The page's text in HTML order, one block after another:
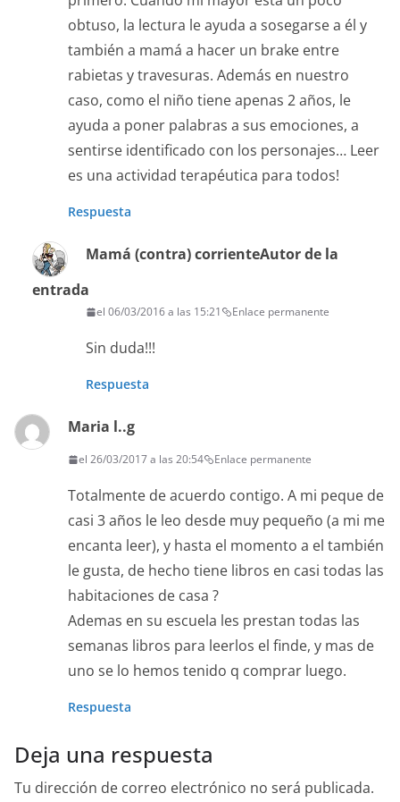
obtuso, la lectura le ayuda a sosegarse a él y
también a mamá a hacer un brake entre
rabietas y travesuras. Además en nuestro
caso, como el niño tiene apenas 2 años, le
ayuda a poner palabras a sus emociones, a
sentirse identificado con los personajes… Leer
es una actividad terapéutica para todos!
Respuesta
Mamá (contra) corrienteAutor de la
entrada
el 06/03/2016 a las 15:21 Enlace permanente
Sin duda!!!
Respuesta
Maria l..g
el 26/03/2017 a las 20:54 Enlace permanente
Totalmente de acuerdo contigo. A mi peque de
casi 3 años le leo desde muy pequeño (a mi me
encanta leer), y hasta el momento a el también
le gusta, de hecho tiene libros en casi todas las
habitaciones de casa ?
Ademas en su escuela les prestan todas las
semanas libros para leerlos el finde, y mas de
uno se lo hemos tenido q comprar luego.
Respuesta
Deja una respuesta
Tu dirección de correo electrónico no será publicada.